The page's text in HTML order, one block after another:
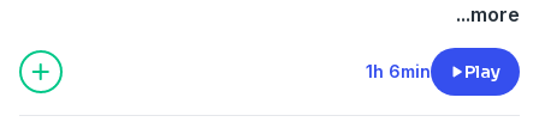
...more
1h 6min Play